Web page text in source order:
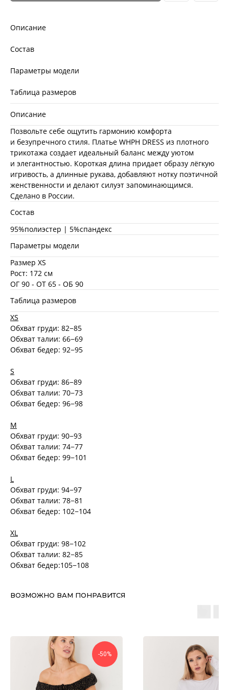
Описание
Состав
Параметры модели
Таблица размеров
Описание
Позвольте себе ощутить гармонию комфорта
и безупречного стиля. Платье WHPH DRESS из плотного
трикотажа создает идеальный баланс между уютом
и элегантностью. Короткая длина придает образу лёгкую
игривость, а длинные рукава, добавляют нотку поэтичной
женственности и делают силуэт запоминающимся.
Сделано в России.
Состав
95%полиэстер | 5%спандекс
Параметры модели
Размер XS
Рост: 172 см
ОГ 90 - ОТ 65 - ОБ 90
Таблица размеров
XS
Обхват груди: 82−85
Обхват талии: 66−69
Обхват бедер: 92−95
S
Обхват груди: 86−89
Обхват талии: 70−73
Обхват бедер: 96−98
M
Обхват груди: 90−93
Обхват талии: 74−77
Обхват бедер: 99−101
L
Обхват груди: 94−97
Обхват талии: 78−81
Обхват бедер: 102−104
XL
Обхват груди: 98−102
Обхват талии: 82−85
Обхват бедер:105−108
ВОЗМОЖНО ВАМ ПОНРАВИТСЯ
-50%